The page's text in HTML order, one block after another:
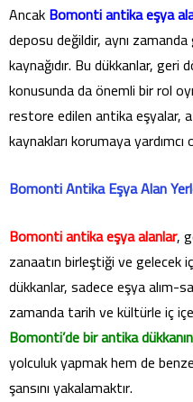
AncakBomonti antika eşya
deposu değildir, aynı
kaynağıdır. Bu dükkanlar,
konusunda da önemli bir rol
restore edilen antika eşyalar,
kaynakları korumaya yardımcı
Bomonti Antika Eşya Alan
Bomonti antika eşya alanlar,
zanaatın birleştiği ve gelecek
dükkanlar, sadece eşya alım-
zamanda tarih ve kültürle iç
Bomonti’de bir antika
yolculuk yapmak hem de
şansını yakalamaktır.